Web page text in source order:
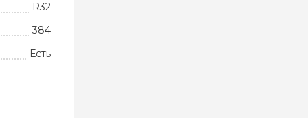
R32
384
Есть